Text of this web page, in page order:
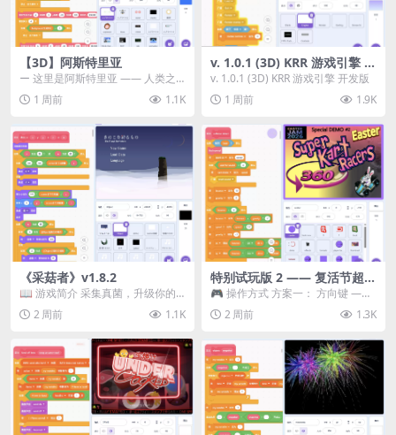
【3D】阿斯特里亚
ー 这里是阿斯特里亚 —— 人类之
罪与未来希望交汇之地 📖 游戏简
介 《阿斯特里...
1 周前 1.1K
v. 1.0.1 (3D) KRR 游戏引擎 开
发版
v. 1.0.1 (3D) KRR 游戏引擎 开发版
1 周前
1.9K
《采菇者》v1.8.2
📖 游戏简介 采集真菌，升级你的
机体，并前往未知领域探索。 这是
一款静谧的探索冒...
2 周前 1.1K
特别试玩版 2 —— 复活节超级
卡丁车赛
🎮 操作方式 方案一： 方向键 ——
移动 Z —— 跳跃 / 漂移 方案二： ...
2 周前 1.3K